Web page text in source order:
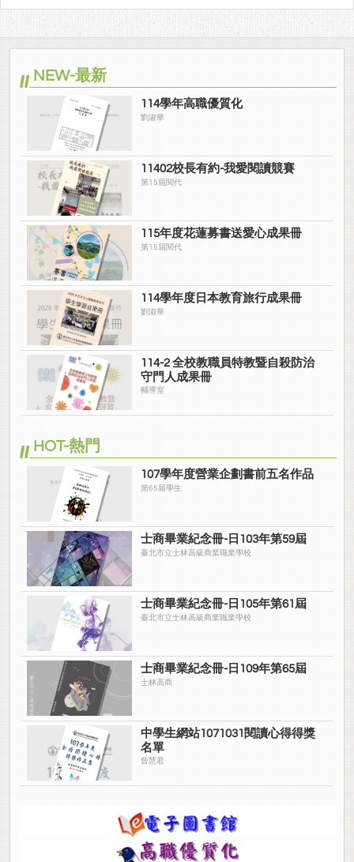
NEW-最新
114學年高職優質化
劉淑華
11402校長有約-我愛閱讀競賽
第15屆閱代
115年度花蓮募書送愛心成果冊
第15屆閱代
114學年度日本教育旅行成果冊
劉淑華
114-2 全校教職員特教暨自殺防治
守門人成果冊
輔導室
HOT-熱門
107學年度營業企劃書前五名作品
第65屆學生
士商畢業紀念冊-日103年第59屆
臺北市立士林高級商業職業學校
士商畢業紀念冊-日105年第61屆
臺北市立士林高級商業職業學校
士商畢業紀念冊-日109年第65屆
士林高商
中學生網站1071031閱讀心得得獎
名單
曾慧君